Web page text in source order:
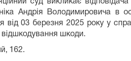
Андрія Володимировича в
03 березня 2025 року у
шкоди.
162.